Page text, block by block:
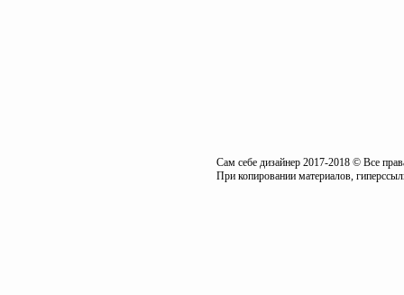
Сам себе дизайнер 2017-2018 © Все
При копировании материалов,